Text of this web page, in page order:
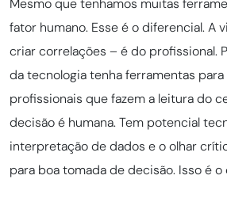
Mesmo que tenhamos muitas
fator humano. Esse é o diferencial. A
criar correlações – é do profissional.
da tecnologia tenha ferramentas para
profissionais que fazem a leitura do
decisão é humana. Tem potencial
interpretação de dados e o olhar
para boa tomada de decisão. Isso é